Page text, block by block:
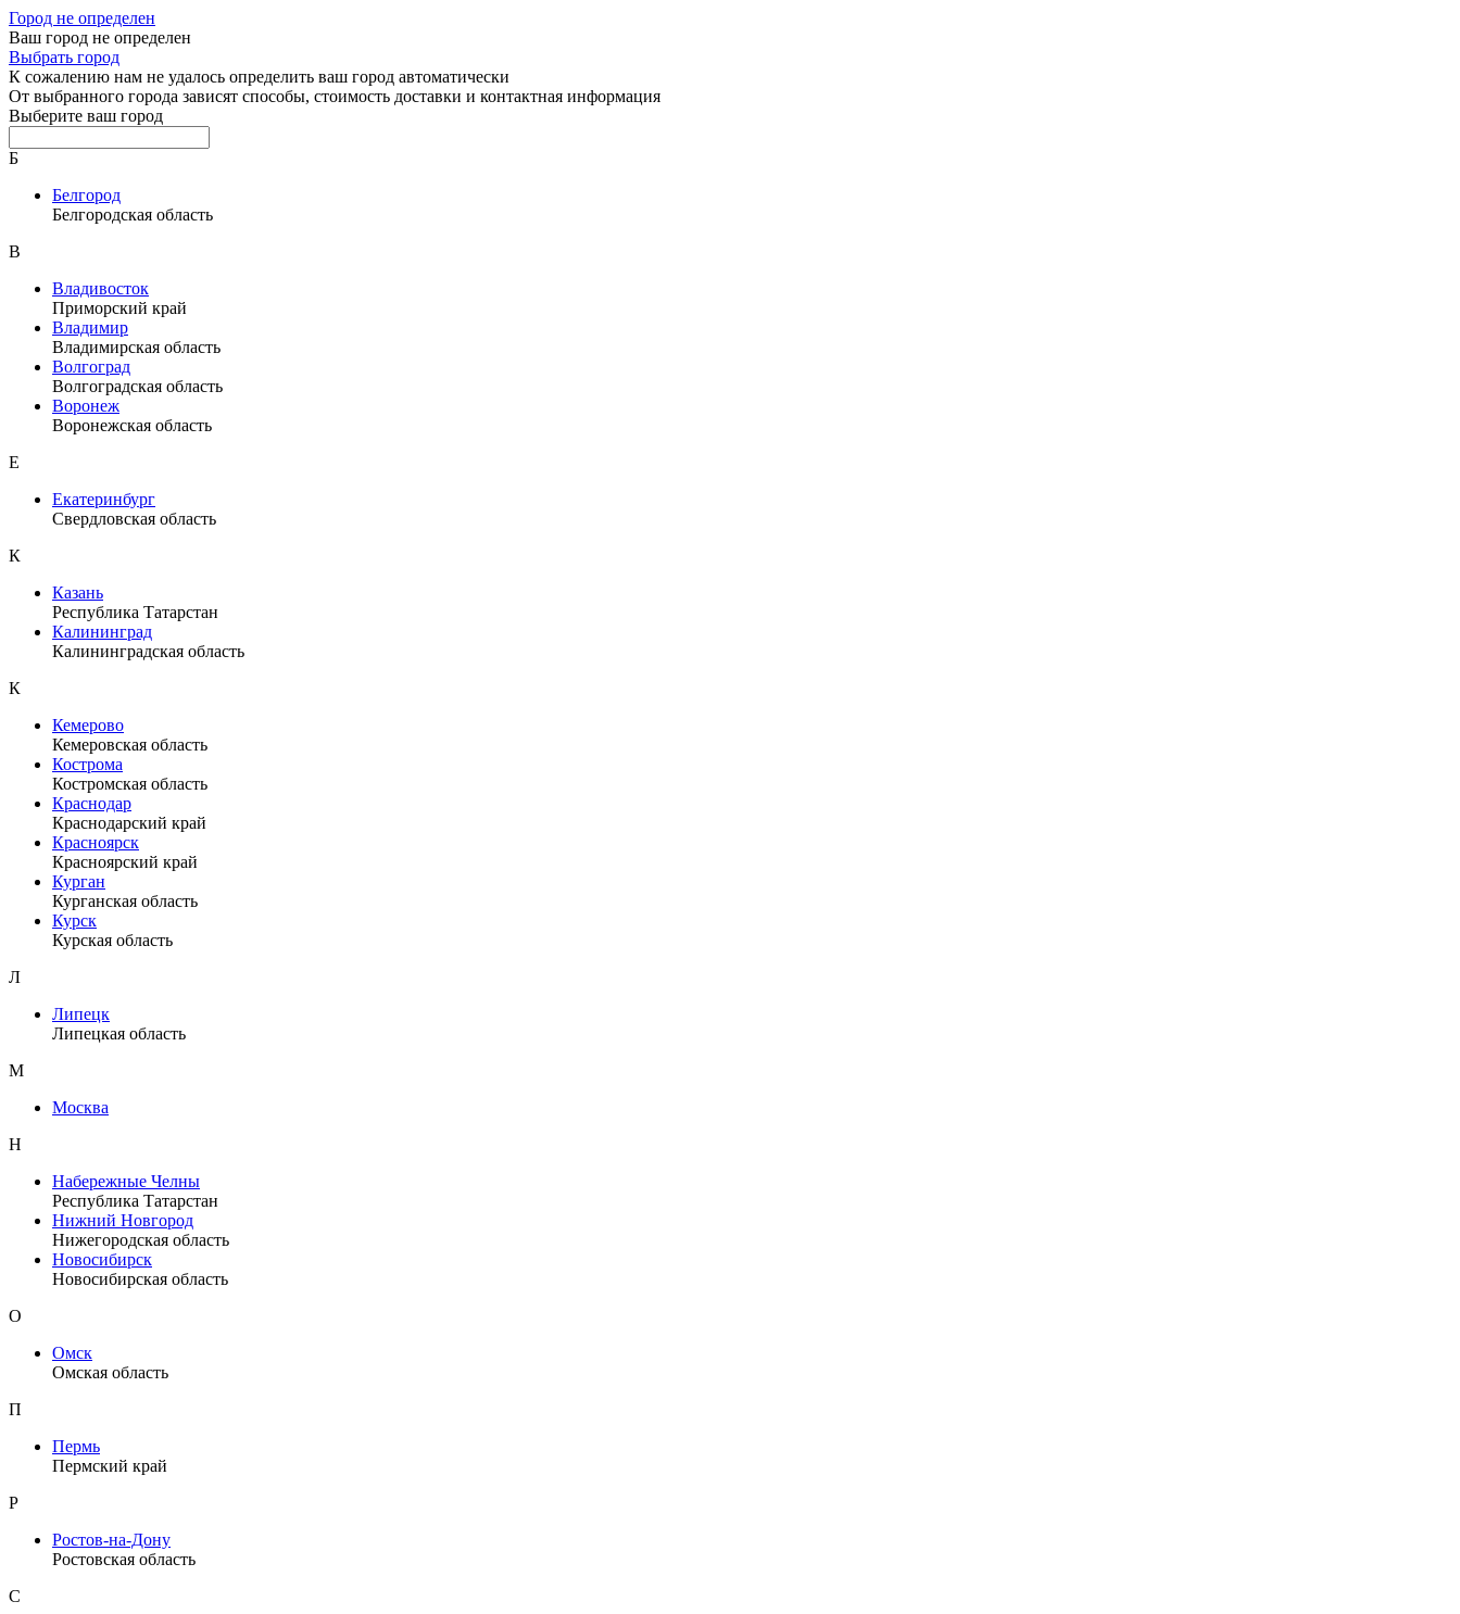
Город не определен
Ваш город не определен
Выбрать город
К сожалению нам не удалось определить ваш город автоматически
От выбранного города зависят способы, стоимость доставки и контактная информация
Выберите ваш город
Б
Белгород
Белгородская область
В
Владивосток
Приморский край
Владимир
Владимирская область
Волгоград
Волгоградская область
Воронеж
Воронежская область
Е
Екатеринбург
Свердловская область
К
Казань
Республика Татарстан
Калининград
Калининградская область
К
Кемерово
Кемеровская область
Кострома
Костромская область
Краснодар
Краснодарский край
Красноярск
Красноярский край
Курган
Курганская область
Курск
Курская область
Л
Липецк
Липецкая область
М
Москва
Н
Набережные Челны
Республика Татарстан
Нижний Новгород
Нижегородская область
Новосибирск
Новосибирская область
О
Омск
Омская область
П
Пермь
Пермский край
Р
Ростов-на-Дону
Ростовская область
С